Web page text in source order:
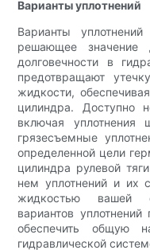
Варианты уплотнений
Варианты
решающее значение
долговечности в
предотвращают
жидкости,
цилиндра. Доступно
включая уплотнения
грязесъемные
определенной цели
цилиндра рулевой
нем уплотнений и их
жидкостью вашей
вариантов
обеспечить общую
гидравлической